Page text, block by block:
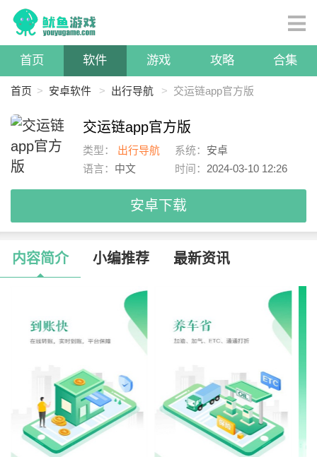
首页 软件 游戏 攻略 合集
首页 > 安卓软件 > 出行导航 > 交运链app官方版
交运链app官方版
类型： 出行导航 系统： 安卓
语言： 中文 时间： 2024-03-10 12:26
安卓下载
内容简介 小编推荐 最新资讯